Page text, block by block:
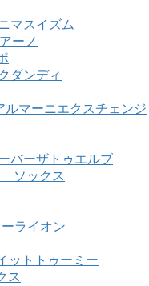
マスイズム
ーノ
ダンディ
マーニエクスチェンジ
バーザトゥエルブ
ソックス
ライオン
ットトゥーミー
ス